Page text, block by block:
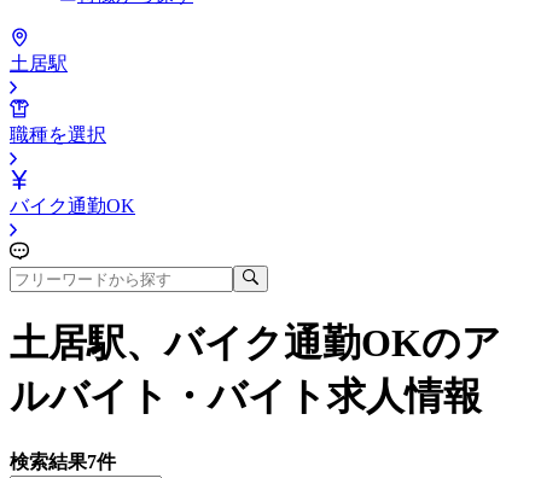
土居駅
職種を選択
バイク通勤OK
土居駅、バイク通勤OKのア
ルバイト・バイト求人情報
検索結果7件